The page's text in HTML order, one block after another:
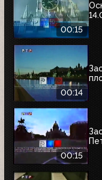
00:15
00:14
00:15